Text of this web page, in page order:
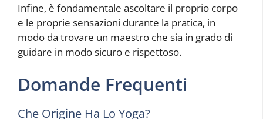
Infine, è fondamentale ascoltare il proprio corpo
e le proprie sensazioni durante la pratica, in
modo da trovare un maestro che sia in grado di
guidare in modo sicuro e rispettoso.
Domande Frequenti
Che Origine Ha Lo Yoga?